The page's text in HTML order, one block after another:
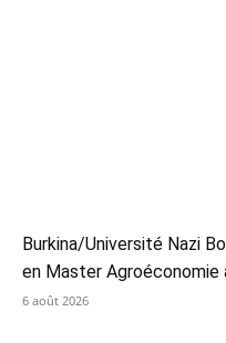
Burkina/Université Nazi
en Master Agroéconomie
6 août 2026